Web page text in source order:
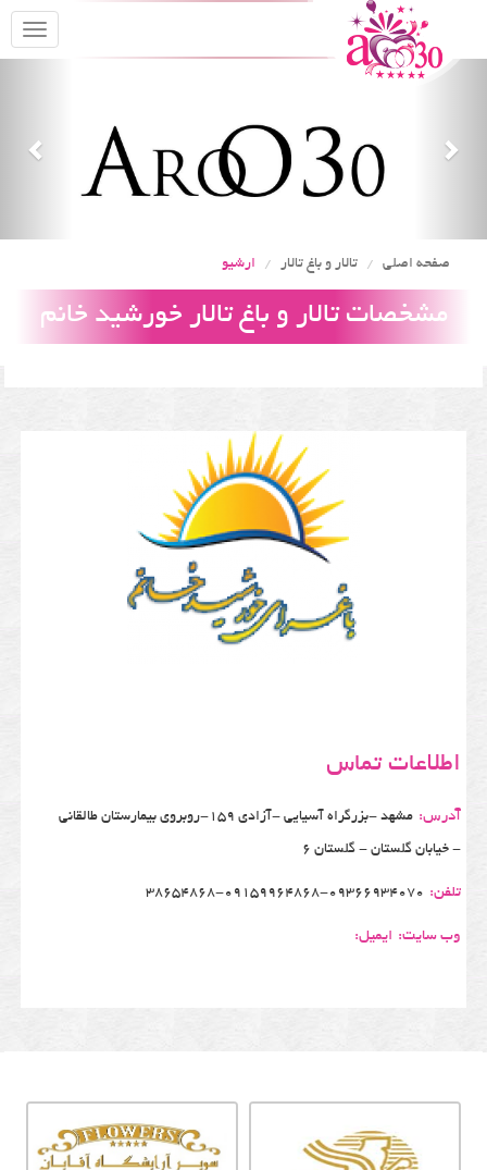
صفحه اصلی تالار و باغ تالار ارشیو
مشخصات تالار و باغ تالار خورشید خانم
اطلاعات تماس
آدرس: مشهد -بزرگراه آسیایی -آزادی 159-روبروی بیمارستان طالقانی
- خیابان گلستان - گلستان 6
تلفن: 38654868-09159964868-09366934070
وب سایت: ایمیل: